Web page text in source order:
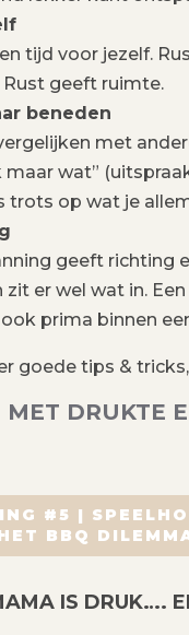
tijd voor jezelf.
geeft ruimte.
beneden
met
wat”
trots op wat je
geeft richting
zit er wel wat in.
prima binnen
goede tips &
DRUKTE
#5 |
BBQ
IS DRUK….